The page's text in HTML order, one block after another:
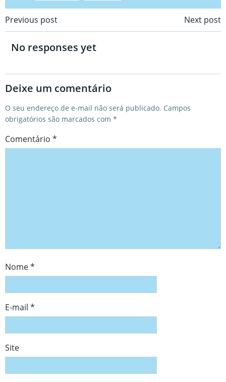
Post
navigation
Previous post
Post
Next post
No responses yet
Deixe um comentário
O seu endereço de e-mail não será publicado. Campos
obrigatórios são marcados com *
Comentário *
Nome*
E-mail *
Site